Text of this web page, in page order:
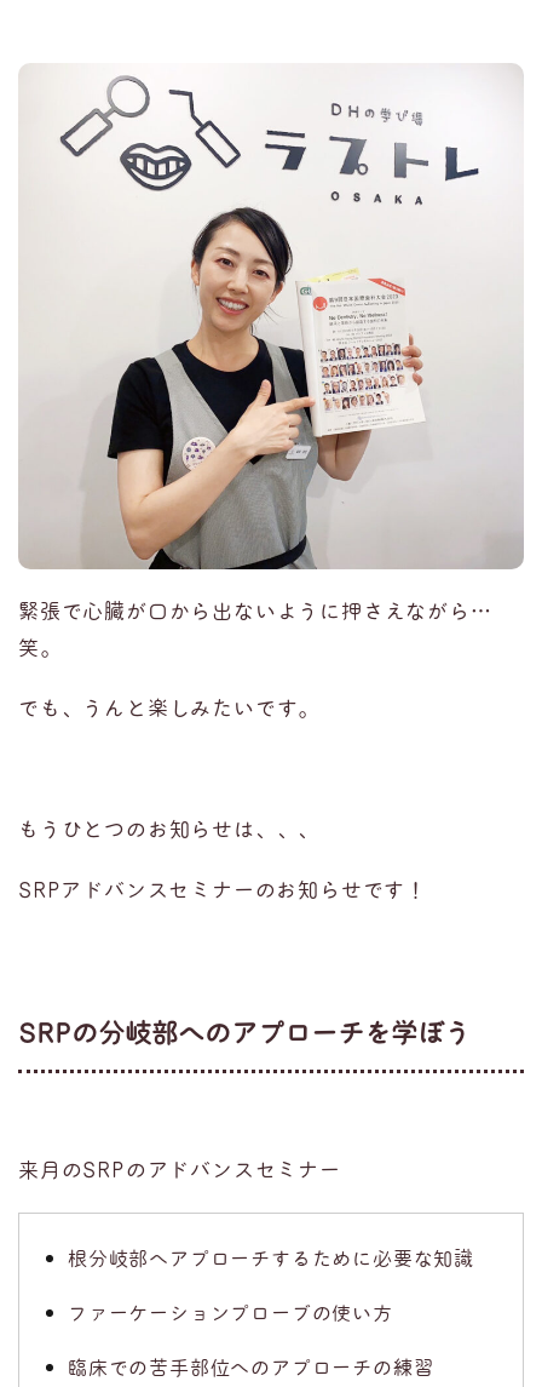
緊張で心臓が口から出ないように押さえながら…
笑。
でも、うんと楽しみたいです。
もうひとつのお知らせは、、、
SRPアドバンスセミナーのお知らせです！
SRPの分岐部へのアプローチを学ぼう
来月のSRPのアドバンスセミナー
根分岐部へアプローチするために必要な知識
ファーケーションプローブの使い方
臨床での苦手部位へのアプローチの練習